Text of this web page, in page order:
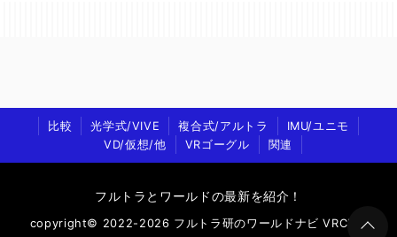
比較 光学式/VIVE 複合式/アルトラ
IMU/ユニモ
VD/仮想/他
VRゴーグル 関連
フルトラとワールドの最新を紹介！
copyright© 2022-2026 フルトラ研のワールドナビ VRChat